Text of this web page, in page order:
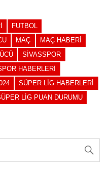
FUTBOL
MAÇ
MAÇ HABERI
SIVASSPOR
HABERLERI
SÜPER LIG HABERLERI
LIG PUAN DURUMU